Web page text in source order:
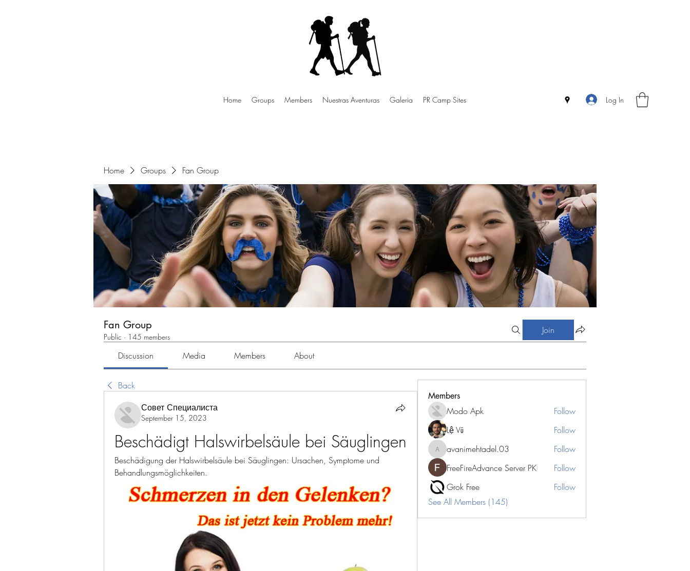
Home Groups Members Nuestras Aventuras Galeria PR Camp Sites Log In
Home Groups Fan Group
Fan Group
Public · 145 members
Join
Discussion Media Members About
Back
Совет Специалиста
September 15, 2023
Beschädigt Halswirbelsäule bei Säuglingen
Beschädigung der Halswirbelsäule bei Säuglingen: Ursachen, Symptome und
Behandlungsmöglichkeiten.
Members
Modo Apk
Follow
Lệ Vũ
Follow
avanimehtadel.03
avanimehtadel.03
Follow
FreeFireAdvance Server PK
Follow
Grok Free
Follow
See All Members (145)